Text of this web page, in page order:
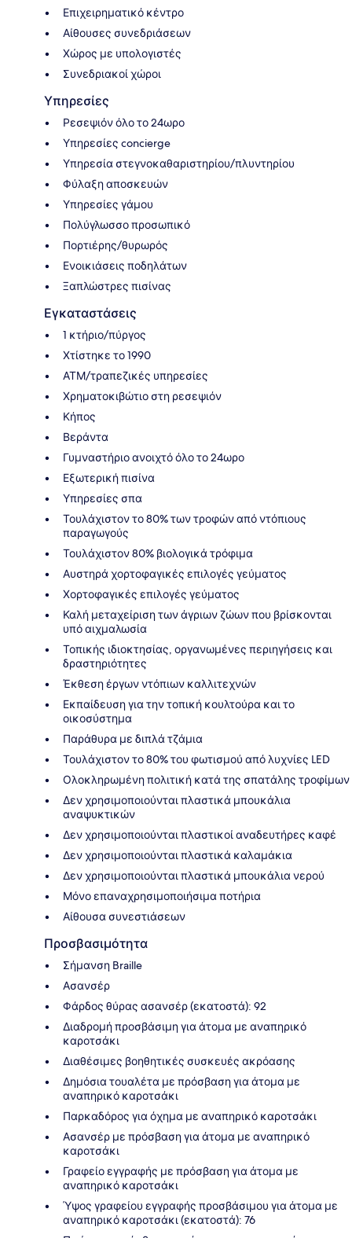
Επιχειρηματικό κέντρο
Αίθουσες συνεδριάσεων
Χώρος με υπολογιστές
Συνεδριακοί χώροι
Υπηρεσίες
Ρεσεψιόν όλο το 24ωρο
Υπηρεσίες concierge
Υπηρεσία στεγνοκαθαριστηρίου/πλυντηρίου
Φύλαξη αποσκευών
Υπηρεσίες γάμου
Πολύγλωσσο προσωπικό
Πορτιέρης/θυρωρός
Ενοικιάσεις ποδηλάτων
Ξαπλώστρες πισίνας
Εγκαταστάσεις
1 κτήριο/πύργος
Χτίστηκε το 1990
ΑΤΜ/τραπεζικές υπηρεσίες
Χρηματοκιβώτιο στη ρεσεψιόν
Κήπος
Βεράντα
Γυμναστήριο ανοιχτό όλο το 24ωρο
Εξωτερική πισίνα
Υπηρεσίες σπα
Τουλάχιστον το 80% των τροφών από ντόπιους
παραγωγούς
Τουλάχιστον 80% βιολογικά τρόφιμα
Αυστηρά χορτοφαγικές επιλογές γεύματος
Χορτοφαγικές επιλογές γεύματος
Καλή μεταχείριση των άγριων ζώων που βρίσκονται
υπό αιχμαλωσία
Τοπικής ιδιοκτησίας, οργανωμένες περιηγήσεις και
δραστηριότητες
Έκθεση έργων ντόπιων καλλιτεχνών
Εκπαίδευση για την τοπική κουλτούρα και το
οικοσύστημα
Παράθυρα με διπλά τζάμια
Τουλάχιστον το 80% του φωτισμού από λυχνίες LED
Ολοκληρωμένη πολιτική κατά της σπατάλης τροφίμων
Δεν χρησιμοποιούνται πλαστικά μπουκάλια
αναψυκτικών
Δεν χρησιμοποιούνται πλαστικοί αναδευτήρες καφέ
Δεν χρησιμοποιούνται πλαστικά καλαμάκια
Δεν χρησιμοποιούνται πλαστικά μπουκάλια νερού
Μόνο επαναχρησιμοποιήσιμα ποτήρια
Αίθουσα συνεστιάσεων
Προσβασιμότητα
Σήμανση Braille
Ασανσέρ
Φάρδος θύρας ασανσέρ (εκατοστά): 92
Διαδρομή προσβάσιμη για άτομα με αναπηρικό
καροτσάκι
Διαθέσιμες βοηθητικές συσκευές ακρόασης
Δημόσια τουαλέτα με πρόσβαση για άτομα με
αναπηρικό καροτσάκι
Παρκαδόρος για όχημα με αναπηρικό καροτσάκι
Ασανσέρ με πρόσβαση για άτομα με αναπηρικό
καροτσάκι
Γραφείο εγγραφής με πρόσβαση για άτομα με
αναπηρικό καροτσάκι
Ύψος γραφείου εγγραφής προσβάσιμου για άτομα με
αναπηρικό καροτσάκι (εκατοστά): 76